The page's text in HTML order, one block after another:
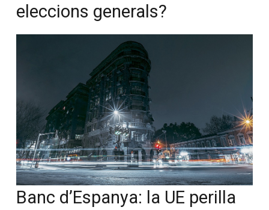
eleccions generals?
Banc d’Espanya: la UE perilla